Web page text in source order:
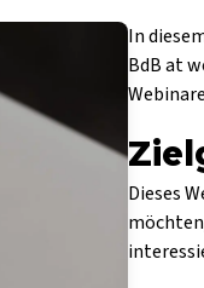
In
BdB at
Dieses